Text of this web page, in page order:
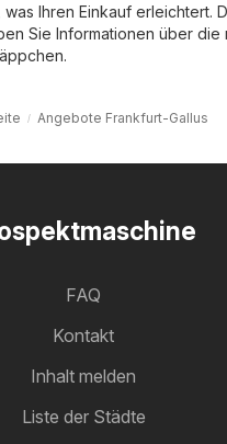
Ihren Einkauf erleichtert.
Sie Informationen über die
Angebote Frankfurt-Gallus
FAQ
Kontakt
Inhalt melden
Liste der Städte